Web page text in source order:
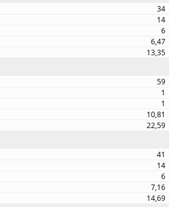
34
14
6
6,47
13,35
59
1
1
10,81
22,59
41
14
6
7,16
14,69